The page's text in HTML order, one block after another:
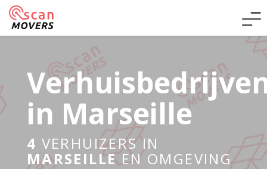
in Marseille
4 VERHUIZERS IN
MARSEILLE EN OMGEVING